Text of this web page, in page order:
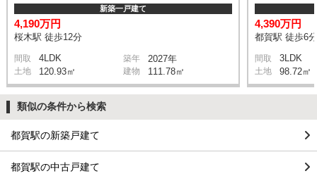
新築一戸建て
4,190万円
桜木駅 徒歩12分
間取 4LDK 築年 2027年
土地 120.93㎡ 建物 111.78㎡
4,390万円
都賀駅 徒歩6分
間取 3LDK
土地 98.72㎡
類似の条件から検索
都賀駅の新築戸建て
都賀駅の中古戸建て